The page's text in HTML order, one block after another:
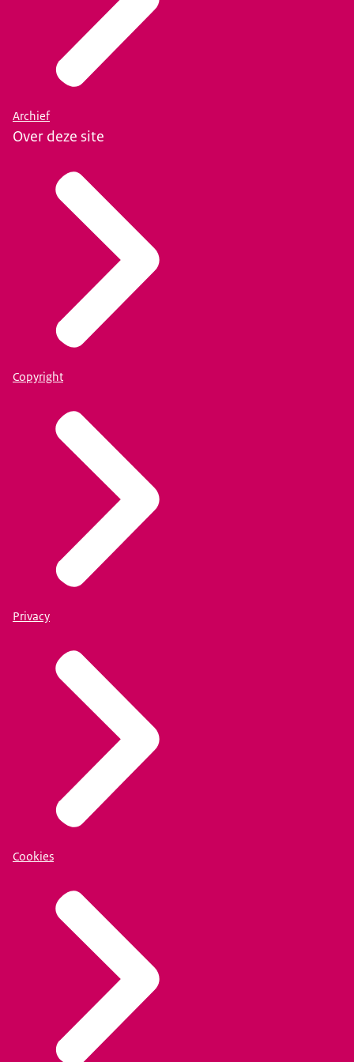
Archief
Over deze site
Copyright
Privacy
Cookies